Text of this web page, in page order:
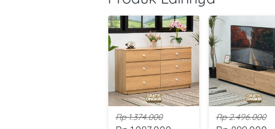
Rp 1.374.000 Rp 2.496.000